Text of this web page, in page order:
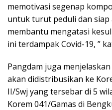
memotivasi segenap
untuk turut peduli dan siap
membantu mengatasi
ini terdampak Covid-19, ”
Pangdam juga
akan didistribusikan ke
II/Swj yang tersebar di 5
Korem 041/Gamas di